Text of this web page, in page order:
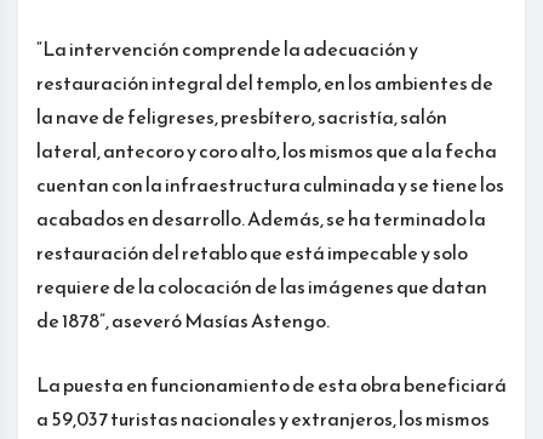
“La intervención comprende la adecuación y
restauración integral del templo, en los ambientes de
la nave de feligreses, presbítero, sacristía, salón
lateral, antecoro y coro alto, los mismos que a la fecha
cuentan con la infraestructura culminada y se tiene los
acabados en desarrollo. Además, se ha terminado la
restauración del retablo que está impecable y solo
requiere de la colocación de las imágenes que datan
de 1878”, aseveró Masías Astengo.
La puesta en funcionamiento de esta obra beneficiará
a 59,037 turistas nacionales y extranjeros, los mismos